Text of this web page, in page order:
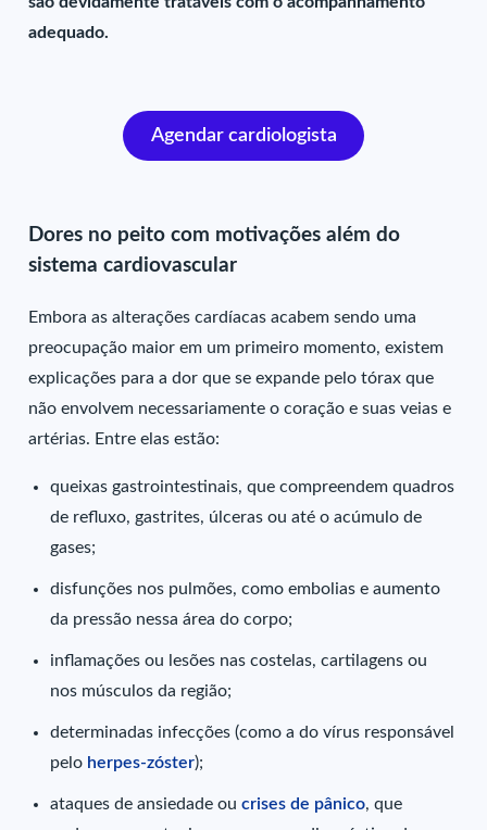
adequado.
Agendar cardiologista
Dores no peito com motivações além do
sistema cardiovascular
Embora as alterações cardíacas acabem sendo uma
preocupação maior em um primeiro momento, existem
explicações para a dor que se expande pelo tórax que
não envolvem necessariamente o coração e suas veias e
artérias. Entre elas estão:
queixas gastrointestinais, que compreendem quadros
de refluxo, gastrites, úlceras ou até o acúmulo de
gases;
disfunções nos pulmões, como embolias e aumento
da pressão nessa área do corpo;
inflamações ou lesões nas costelas, cartilagens ou
nos músculos da região;
determinadas infecções (como a do vírus responsável
pelo herpes-zóster);
ataques de ansiedade oucrises de pânico, que